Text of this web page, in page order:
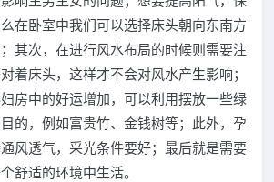
在卧室中我们可以选择床头朝向东南方
其次，在进行风水布局的时候则需要注
着床头，这样才不会对风水产生影响；
房中的好运增加，可以利用摆放一些绿
的，例如富贵竹、金钱树等；此外，孕
风透气，采光条件要好；最后就是需要
舒适的环境中生活。